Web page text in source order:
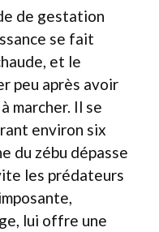
de gestation
se fait
et le
peu après avoir
marcher. Il se
environ six
du zébu dépasse
les prédateurs
lui offre une